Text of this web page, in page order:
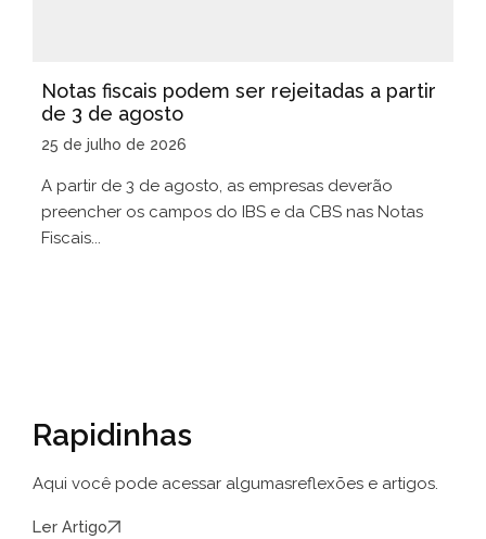
Notas fiscais podem ser rejeitadas a partir
de 3 de agosto
25 de julho de 2026
A partir de 3 de agosto, as empresas deverão
preencher os campos do IBS e da CBS nas Notas
Fiscais...
Rapidinhas
Aqui você pode acessar algumasreflexões e artigos.
Ler Artigo